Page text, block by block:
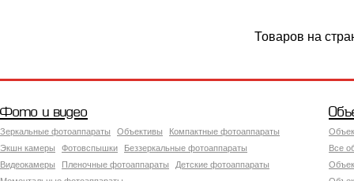
Товаров на
Фото и видео
Зеркальные фотоаппараты Объективы
Компактные фотоаппараты
Экшн камеры
Фотовспышки
Беззеркальные фотоаппараты
Видеокамеры
Пленочные фотоаппараты
Детские фотоаппараты
Все